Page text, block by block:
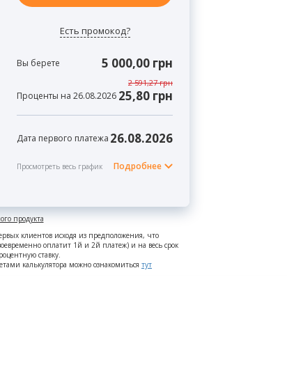
Есть промокод?
Вы берете 5 000,00 грн
2 591,27 грн
Проценты на 26.08.2026 25,80 грн
Дата первого платежа 26.08.2026
Просмотреть весь график Подробнее
продукта
клиентов исходя из предположения, что
оплатит 1й и 2й платеж) и на весь срок
ставку.
калькулятора можно ознакомиться тут